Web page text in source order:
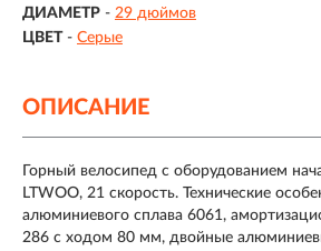
ДИАМЕТР - 29 дюймов
ЦВЕТ - Серые
ОПИСАНИЕ
Горный велосипед с оборудованием
LTWOO, 21 скорость. Технические
алюминиевого сплава 6061,
286 с ходом 80 мм, двойные